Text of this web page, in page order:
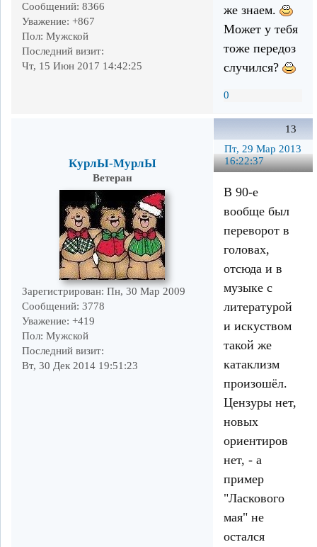
Сообщений: 8366
Уважение: +867
Пол: Мужской
Последний визит:
Чт, 15 Июн 2017 14:42:25
же знаем.
Может у тебя
тоже передоз
случился?
0
13
Пт, 29 Мар 2013
16:22:37
КурлЫ-МурлЫ
Ветеран
Зарегистрирован: Пн, 30 Мар 2009
Сообщений: 3778
Уважение: +419
Пол: Мужской
Последний визит:
Вт, 30 Дек 2014 19:51:23
В 90-е
вообще был
переворот в
головах,
отсюда и в
музыке с
литературой
и искуством
такой же
катаклизм
произошёл.
Цензуры нет,
новых
ориентиров
нет, - а
пример
"Ласкового
мая" не
остался